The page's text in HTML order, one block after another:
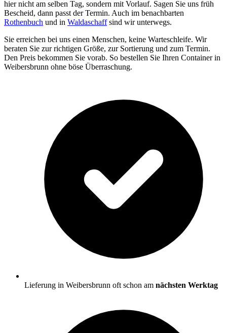
hier nicht am selben Tag, sondern mit Vorlauf. Sagen Sie uns früh
Bescheid, dann passt der Termin. Auch im benachbarten
Rothenbuch und in Waldaschaffsind wir unterwegs.
Sie erreichen bei uns einen Menschen, keine Warteschleife. Wir
beraten Sie zur richtigen Größe, zur Sortierung und zum Termin.
Den Preis bekommen Sie vorab. So bestellen Sie Ihren Container in
Weibersbrunn ohne böse Überraschung.
Lieferung in Weibersbrunn oft schon am nächsten Werktag